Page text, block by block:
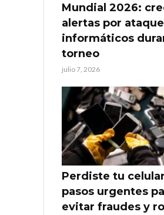
Mundial 2026:
alertas por
informáticos
torneo
julio 7, 2026
Perdiste tu
pasos urgentes
evitar fraudes y